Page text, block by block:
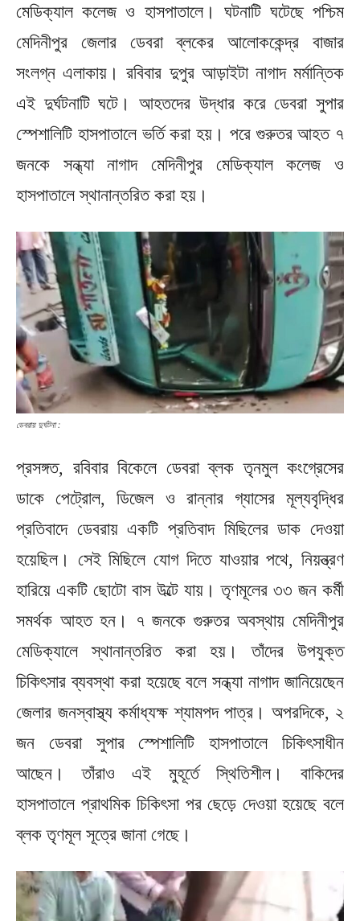
মেডিক্যাল কলেজ ও হাসপাতালে। ঘটনাটি ঘটেছে পশ্চিম
মেদিনীপুর জেলার ডেবরা ব্লকের আলোককেন্দ্র বাজার
সংলগ্ন এলাকায়। রবিবার দুপুর আড়াইটা নাগাদ মর্মান্তিক
এই দুর্ঘটনাটি ঘটে। আহতদের উদ্ধার করে ডেবরা সুপার
স্পেশালিটি হাসপাতালে ভর্তি করা হয়। পরে গুরুতর আহত ৭
জনকে সন্ধ্যা নাগাদ মেদিনীপুর মেডিক্যাল কলেজ ও
হাসপাতালে স্থানান্তরিত করা হয়।
ডেবরায় দুর্ঘটনা :
প্রসঙ্গত, রবিবার বিকেলে ডেবরা ব্লক তৃনমুল কংগ্রেসের
ডাকে পেট্রোল, ডিজেল ও রান্নার গ্যাসের মূল্যবৃদ্ধির
প্রতিবাদে ডেবরায় একটি প্রতিবাদ মিছিলের ডাক দেওয়া
হয়েছিল। সেই মিছিলে যোগ দিতে যাওয়ার পথে, নিয়ন্ত্রণ
হারিয়ে একটি ছোটো বাস উল্টে যায়। তৃণমূলের ৩৩ জন কর্মী
সমর্থক আহত হন। ৭ জনকে গুরুতর অবস্থায় মেদিনীপুর
মেডিক্যালে স্থানান্তরিত করা হয়। তাঁদের উপযুক্ত
চিকিৎসার ব্যবস্থা করা হয়েছে বলে সন্ধ্যা নাগাদ জানিয়েছেন
জেলার জনস্বাস্থ্য কর্মাধ্যক্ষ শ্যামপদ পাত্র। অপরদিকে, ২
জন ডেবরা সুপার স্পেশালিটি হাসপাতালে চিকিৎসাধীন
আছেন। তাঁরাও এই মুহূর্তে স্থিতিশীল। বাকিদের
হাসপাতালে প্রাথমিক চিকিৎসা পর ছেড়ে দেওয়া হয়েছে বলে
ব্লক তৃণমূল সূত্রে জানা গেছে।